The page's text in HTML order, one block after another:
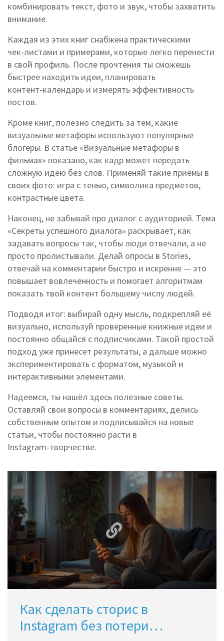
комбинировать текст, фото и звук, чтобы захватить
внимание.
Каждая из этих книг снабжена практическими
чек‑листами и примерами, которые легко перенести
в свой профиль. После прочтения ты сможешь
быстрее находить идеи, планировать
контент‑календарь и измерять эффективность
постов.
Кроме книг, полезно следить за тем, какие
визуальные метафоры используют популярные
блогеры. В статье «Визуальные метафоры в
фильмах» показано, как кадр может передать
сложную идею без слов. Применяй такие приёмы в
своих фото: игра с тенью, символика предметов,
контрастные цвета.
Наконец, не забывай про диалог с аудиторией. Тема
«Секреты успешного диалога» раскрывает, как
задавать вопросы так, чтобы люди отвечали, а не
просто пролистывали. Делай опросы в Stories,
отвечай на комментарии быстро и искренне — это
повышает вовлечённость и помогает алгоритмам
показать твой контент большему числу людей.
Подводя итог: выбирай одну мысль, подкрепляй её
визуально, используй проверенные книжные идеи и
постоянно общайся с подписчиками. Такой простой
подход уже принесет результаты, а дальше можно
экспериментировать с форматом, музыкой и
интерактивными элементами.
Надеемся, ты нашёл здесь полезные советы.
Оставляй свои вопросы в комментариях, делись
собственным опытом и подписывайся на новые
статьи, чтобы постоянно расти в
Instagram‑творчестве.
Как сделать сторис в
Instagram без потери